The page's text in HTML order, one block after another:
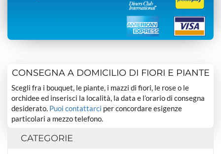
CONSEGNA A DOMICILIO DI FIORI E PIANTE
Scegli fra i bouquet, le piante, i mazzi di fiori, le rose o le
orchidee ed inserisci la località, la data e l’orario di consegna
desiderato. Puoi contattarci per concordare esigenze
particolari a mezzo telefono.
CATEGORIE